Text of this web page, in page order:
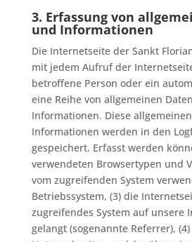
3. Erfassung von
und Informationen
Die Internetseite der Sankt
mit jedem Aufruf der
betroffene Person oder ein
eine Reihe von allgemeinen
Informationen. Diese
Informationen werden in den
gespeichert. Erfasst werden
verwendeten Browsertypen und
vom zugreifenden System
Betriebssystem, (3) die
zugreifendes System auf unsere
gelangt (sogenannte Referrer),